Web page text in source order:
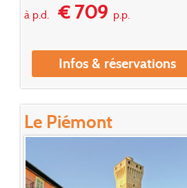
à p.d.€ 709p.p.
Infos & réservations
Le Piémont